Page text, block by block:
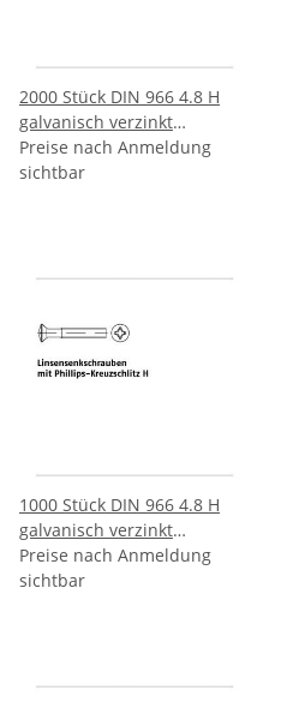
2000 Stück DIN 966 4.8 H
galvanisch verzinkt
Linsenkopfschrauben mit
Phillips Kreuzschlitz H
Preise nach Anmeldung
sichtbar
1000 Stück DIN 966 4.8 H
galvanisch verzinkt
Linsenkopfschrauben mit
Phillips Kreuzschlitz H
Preise nach Anmeldung
sichtbar